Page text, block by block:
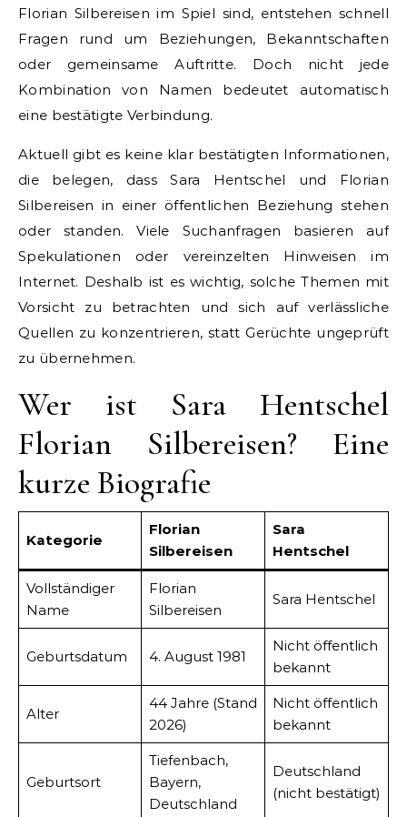
Florian Silbereisen im Spiel sind, entstehen schnell
Fragen rund um Beziehungen, Bekanntschaften
oder gemeinsame Auftritte. Doch nicht jede
Kombination von Namen bedeutet automatisch
eine bestätigte Verbindung.
Aktuell gibt es keine klar bestätigten Informationen,
die belegen, dass Sara Hentschel und Florian
Silbereisen in einer öffentlichen Beziehung stehen
oder standen. Viele Suchanfragen basieren auf
Spekulationen oder vereinzelten Hinweisen im
Internet. Deshalb ist es wichtig, solche Themen mit
Vorsicht zu betrachten und sich auf verlässliche
Quellen zu konzentrieren, statt Gerüchte ungeprüft
zu übernehmen.
Wer ist Sara Hentschel
Florian Silbereisen? Eine
kurze Biografie
Kategorie
Florian
Silbereisen
Sara
Hentschel
Vollständiger
Name
Florian
Silbereisen
Sara Hentschel
Geburtsdatum 4. August 1981
Nicht öffentlich
bekannt
Alter
44 Jahre (Stand
2026)
Nicht öffentlich
bekannt
Geburtsort
Tiefenbach,
Bayern,
Deutschland
Deutschland
(nicht bestätigt)